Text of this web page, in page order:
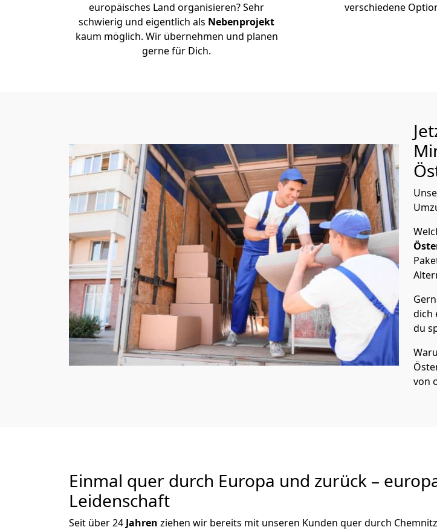
europäisches Land organisieren? Sehr
schwierig und eigentlich als Nebenprojekt
kaum möglich. Wir übernehmen und planen
gerne für Dich.
verschiedene
dich
du
von
Einmal quer durch Europa und zurück –
Leidenschaft
Seit über24 Jahren ziehen wir bereits mit unseren Kunden quer durch Chemnitz